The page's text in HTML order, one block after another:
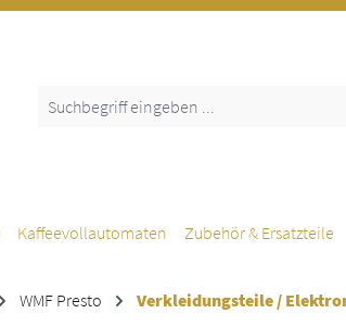
Kaffeevollautomaten Zubehör & Ersatzteile
WMF Presto Verkleidungsteile /